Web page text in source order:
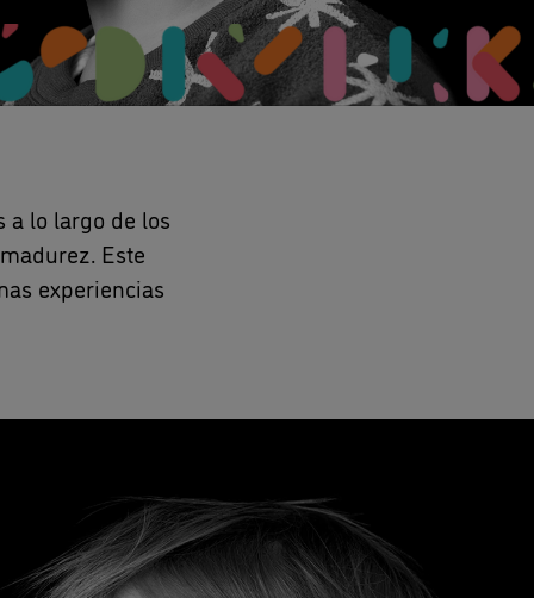
a lo largo de los
Este
experiencias